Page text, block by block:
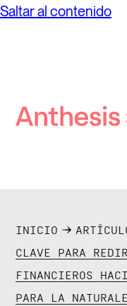
Saltar al contenido
IMPACTO
RECURSOS
Búsqueda
INICIO
CLAVE PARA
FINANCIEROS
PARA LA